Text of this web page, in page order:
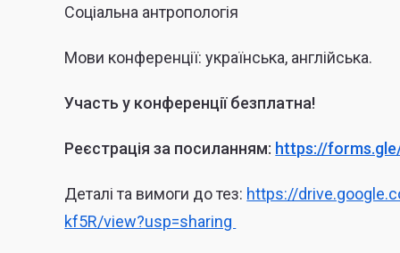
Соціальна антропологія
Мови конференції: українська, англійська.
Участь у конференції безплатна!
Реєстрація за посиланням: https://
Деталі та вимоги до тез: https://
kf5R/view?usp=sharing